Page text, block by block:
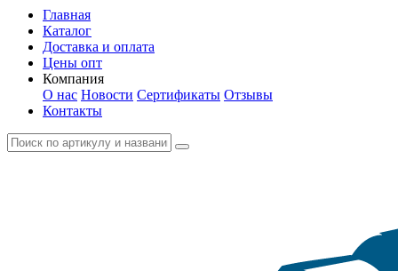
Главная
Каталог
Доставка и оплата
Цены опт
Компания
О нас Новости Сертификаты Отзывы
Контакты